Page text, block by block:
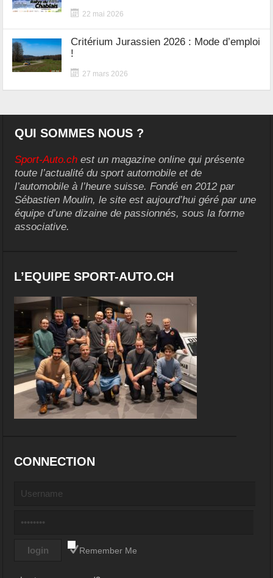
22 mai 2026
Critérium Jurassien 2026 : Mode d’emploi
!
27 mars 2026
QUI SOMMES NOUS ?
Sport-Auto.ch est un magazine online qui présente
toute l’actualité du sport automobile et de
l’automobile à l’heure suisse. Fondé en 2012 par
Sébastien Moulin, le site est aujourd’hui géré par une
équipe d’une dizaine de passionnés, sous la forme
associative.
L’EQUIPE SPORT-AUTO.CH
CONNECTION
Remember Me